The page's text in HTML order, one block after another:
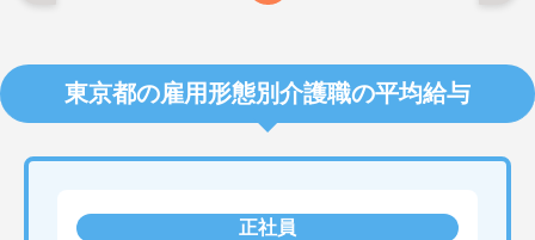
東京都の雇用形態別介護職の平均給与
正社員